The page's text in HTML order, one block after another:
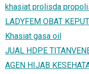
khasiat prolisda
LADYFEM OBAT
Khasiat gasa oil
JUAL HDPE
AGEN HIJAB